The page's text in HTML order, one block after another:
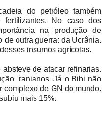
do petróleo também
fertilizantes. No caso dos
na produção de
de outra guerra: da Ucrânia.
insumos agrícolas.
de atacar refinarias.
iranianos. Já o Bibi não
complexo de GN do mundo.
mais 15%.